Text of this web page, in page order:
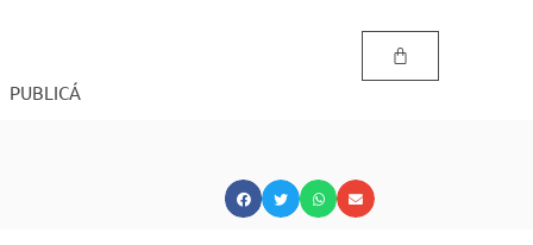
PUBLICÁ